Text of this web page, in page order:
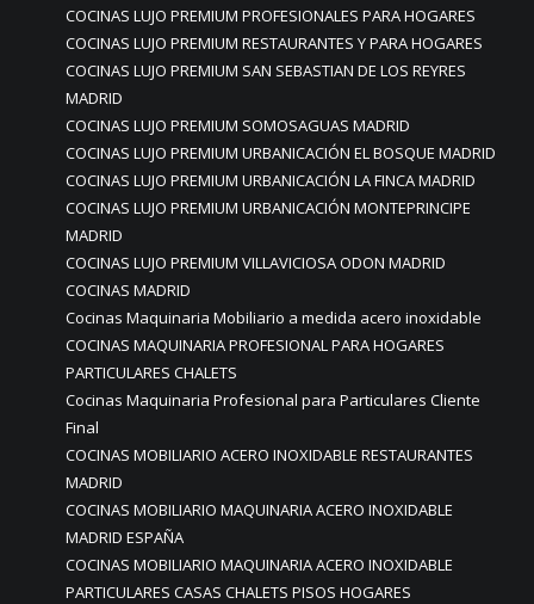
COCINAS LUJO PREMIUM PROFESIONALES PARA HOGARES
COCINAS LUJO PREMIUM RESTAURANTES Y PARA HOGARES
COCINAS LUJO PREMIUM SAN SEBASTIAN DE LOS REYRES
MADRID
COCINAS LUJO PREMIUM SOMOSAGUAS MADRID
COCINAS LUJO PREMIUM URBANICACIÓN EL BOSQUE MADRID
COCINAS LUJO PREMIUM URBANICACIÓN LA FINCA MADRID
COCINAS LUJO PREMIUM URBANICACIÓN MONTEPRINCIPE
MADRID
COCINAS LUJO PREMIUM VILLAVICIOSA ODON MADRID
COCINAS MADRID
Cocinas Maquinaria Mobiliario a medida acero inoxidable
COCINAS MAQUINARIA PROFESIONAL PARA HOGARES
PARTICULARES CHALETS
Cocinas Maquinaria Profesional para Particulares Cliente
Final
COCINAS MOBILIARIO ACERO INOXIDABLE RESTAURANTES
MADRID
COCINAS MOBILIARIO MAQUINARIA ACERO INOXIDABLE
MADRID ESPAÑA
COCINAS MOBILIARIO MAQUINARIA ACERO INOXIDABLE
PARTICULARES CASAS CHALETS PISOS HOGARES